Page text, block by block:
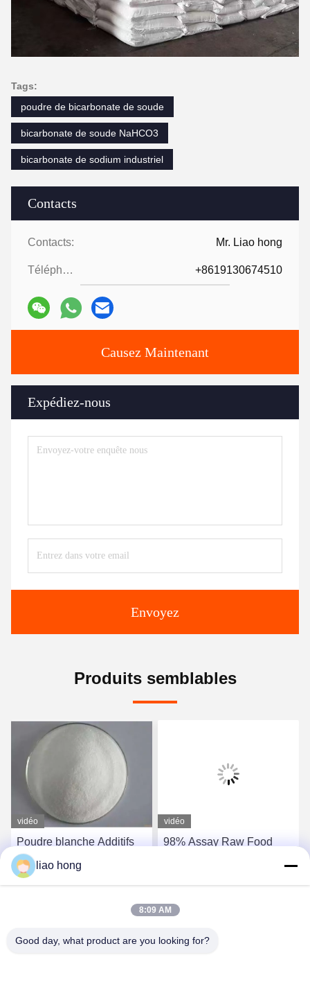
Contacts
Contacts: Mr. Liao hong
Téléphone: +8619130674510
Causez Maintenant
Expédiez-nous
Envoyez
Tags:
poudre de bicarbonate de soude
bicarbonate de soude NaHCO3
bicarbonate de sodium industriel
Produits semblables
vidéo
Poudre blanche Additifs
alimentaires Bicarbonate
de sodium Poudre
Point de fusion 270C Nom
Causez Maintenant
vidéo
98% Assay Raw Food
liao hong
8:09 AM
Good day, what product are you looking for?